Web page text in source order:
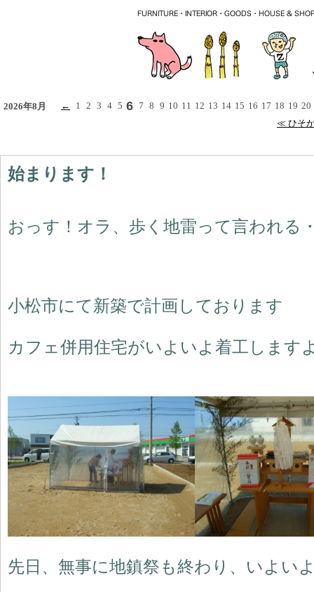
2026年8月 ← 1 2 3 4 5 6 7 8 9 10 11 12 13 14 15 16 17 18 19 20
≪ ひそ
始まります！
おっす！オラ、歩く地雷って言われる
小松市にて新築で計画しております
カフェ併用住宅がいよいよ着工します
先日、無事に地鎮祭も終わり、いよい